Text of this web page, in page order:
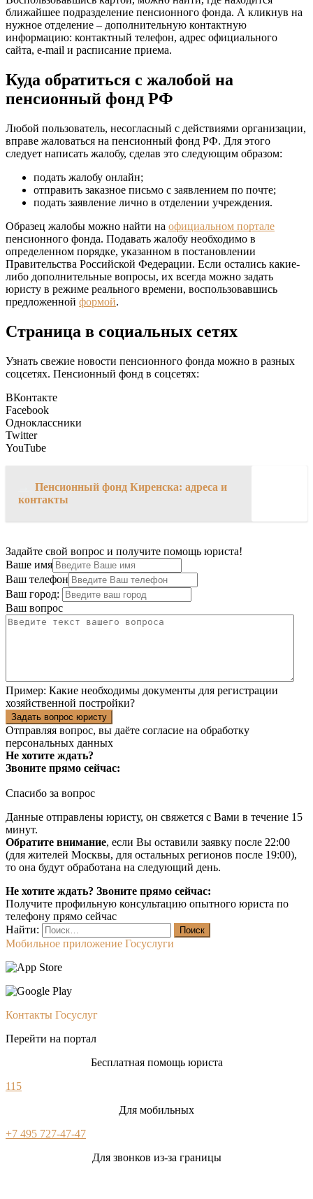
ближайшее подразделение пенсионного фонда. А кликнув на
нужное отделение – дополнительную контактную
информацию: контактный телефон, адрес официального
сайта, e-mail и расписание приема.
Куда обратиться с жалобой на
пенсионный фонд РФ
Любой пользователь, несогласный с действиями организации,
вправе жаловаться на пенсионный фонд РФ. Для этого
следует написать жалобу, сделав это следующим образом:
подать жалобу онлайн;
отправить заказное письмо с заявлением по почте;
подать заявление лично в отделении учреждения.
Образец жалобы можно найти на официальном портале
пенсионного фонда. Подавать жалобу необходимо в
определенном порядке, указанном в постановлении
Правительства Российской Федерации. Если остались какие-
либо дополнительные вопросы, их всегда можно задать
юристу в режиме реального времени, воспользовавшись
предложенной формой.
Страница в социальных сетях
Узнать свежие новости пенсионного фонда можно в разных
соцсетях. Пенсионный фонд в соцсетях:
ВКонтакте
Facebook
Одноклассники
Twitter
YouTube
Пенсионный фонд Киренска: адреса и
контакты
Задайте свой вопрос и получите помощь юриста!
Ваше имя
Ваш телефон
Ваш город:
Ваш вопрос
Пример: Какие необходимы документы для регистрации
хозяйственной постройки?
Задать вопрос юристу
Отправляя вопрос, вы даёте согласие на обработку
персональных данных
Не хотите ждать?
Звоните прямо сейчас:
Спасибо за вопрос
Данные отправлены юристу, он свяжется с Вами в течение 15
минут.
Обратите внимание, если Вы оставили заявку после 22:00
(для жителей Москвы, для остальных регионов после 19:00),
то она будут обработана на следующий день.
Не хотите ждать? Звоните прямо сейчас:
Получите профильную консультацию опытного юриста по
телефону прямо сейчас
Найти:
Мобильное приложение Госуслуги
Контакты Госуслуг
Перейти на портал
Бесплатная помощь юриста
115
Для мобильных
+7 495 727-47-47
Для звонков из-за границы